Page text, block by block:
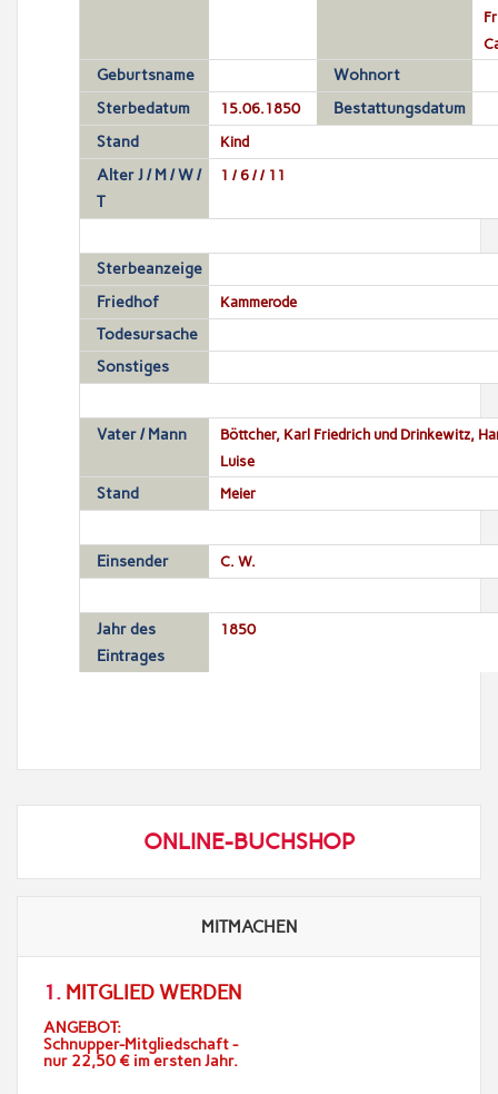
Geburtsname
Wohnort
Sterbedatum
15.06.1850
Bestattungsdatum
Stand
Kind
Alter J / M / W /
T
1 / 6 / / 11
Sterbeanzeige
Friedhof
Kammerode
Todesursache
Sonstiges
Vater / Mann
Böttcher, Karl Friedrich und Drinkewitz,
Luise
Stand Meier
Einsender C. W.
Jahr des
Eintrages
1850
ONLINE-BUCHSHOP
MITMACHEN
1. MITGLIED WERDEN
ANGEBOT:
Schnupper-Mitgliedschaft -
nur 22,50 € im ersten Jahr.